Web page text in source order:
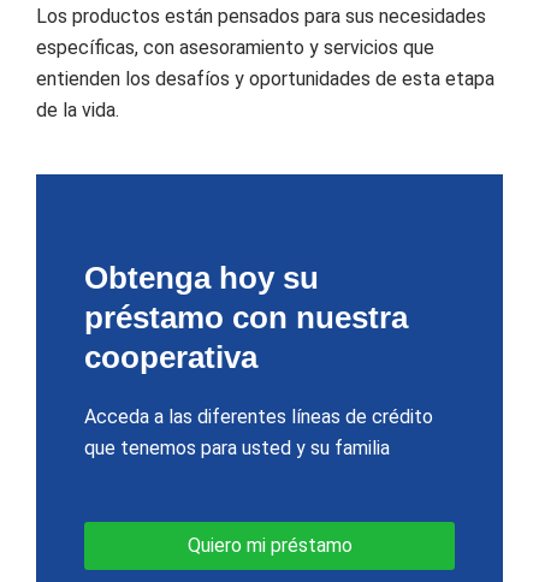
Los productos están pensados para sus necesidades
específicas, con asesoramiento y servicios que
entienden los desafíos y oportunidades de esta etapa
de la vida.
Obtenga hoy su
préstamo con nuestra
cooperativa
Acceda a las diferentes líneas de crédito
que tenemos para usted y su familia
Quiero mi préstamo